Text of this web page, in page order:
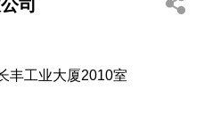
司
丰工业大厦2010室